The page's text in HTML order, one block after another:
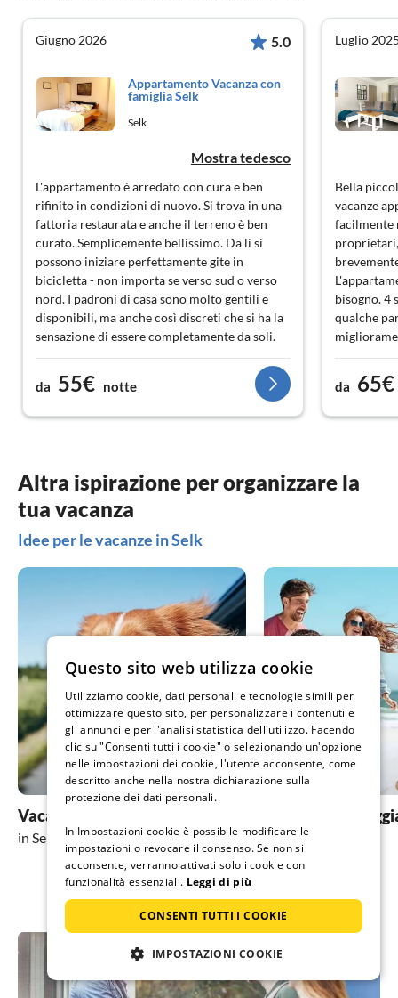
Giugno 2026 5.0
Appartamento Vacanza con
famiglia Selk
Selk
Mostra tedesco
L'appartamento è arredato con cura e ben
rifinito in condizioni di nuovo. Si trova in una
fattoria restaurata e anche il terreno è ben
curato. Semplicemente bellissimo. Da lì si
possono iniziare perfettamente gite in
bicicletta - non importa se verso sud o verso
nord. I padroni di casa sono molto gentili e
disponibili, ma anche così discreti che si ha la
sensazione di essere completamente da soli.
Siamo stati più che entusiasti e torneremo
sicuramente!
da 55€ notte
Luglio
Bella
vacanze
facilmente
bisogno. 4
qualche
volentieri
da 65€
Altra ispirazione per organizzare la
tua vacanza
Idee per le vacanze in Selk
Vacanza con il cane
in Selk
Vacanza in
in Selk
Questo sito web utilizza cookie
Utilizziamo cookie, dati personali e tecnologie simili per
ottimizzare questo sito, per personalizzare i contenuti e
gli annunci e per l'analisi statistica dell'utilizzo. Facendo
clic su "Consenti tutti i cookie" o selezionando un'opzione
nelle impostazioni dei cookie, l'utente acconsente, come
descritto anche nella nostra dichiarazione sulla
protezione dei dati personali.
In Impostazioni cookie è possibile modificare le
impostazioni o revocare il consenso. Se non si
acconsente, verranno attivati solo i cookie con
funzionalità essenziali. Leggi di più
CONSENTI TUTTI I COOKIE
IMPOSTAZIONI COOKIE